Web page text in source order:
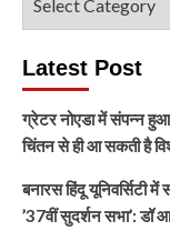
Latest Post
ग्रेटर नोएडा में संपन्न हुआ
चिंतन से ही आ सकती है
बनारस हिंदू यूनिवर्सिटी
’37वीं सुदर्शन सभा’: डॉ